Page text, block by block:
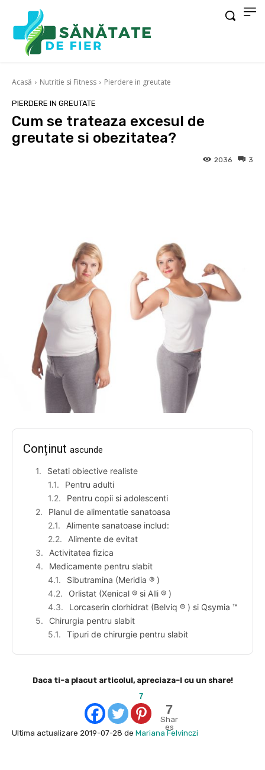
Acasă Nutritie si Fitness Pierdere in greutate
PIERDERE IN GREUTATE
Cum se trateaza excesul de
greutate si obezitatea?
3
2036
Conținut ascunde
Setati obiective realiste
Pentru adulti
Pentru copii si adolescenti
Planul de alimentatie sanatoasa
Alimente sanatoase includ:
Alimente de evitat
Activitatea fizica
Medicamente pentru slabit
Sibutramina (Meridia ® )
Orlistat (Xenical ® si Alli ® )
Lorcaserin clorhidrat (Belviq ® ) si Qsymia ™
Chirurgia pentru slabit
Tipuri de chirurgie pentru slabit
Daca ti-a placut articolul, apreciaza-l cu un share!
7
7
Shar
es
Ultima actualizare 2019-07-28 de Mariana Felvinczi